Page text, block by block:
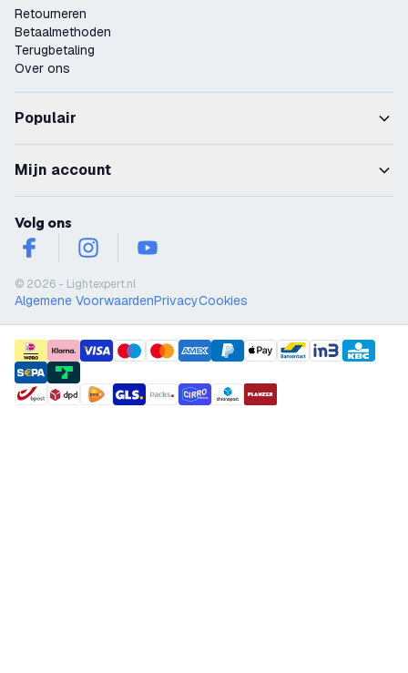
Retourneren
Betaalmethoden
Terugbetaling
Over ons
Populair
Mijn account
Volg ons
facebookinstagramyoutube
© 2026 - Lightexpert.nl
Algemene VoorwaardenPrivacyCookies
payment methods
shipment methods